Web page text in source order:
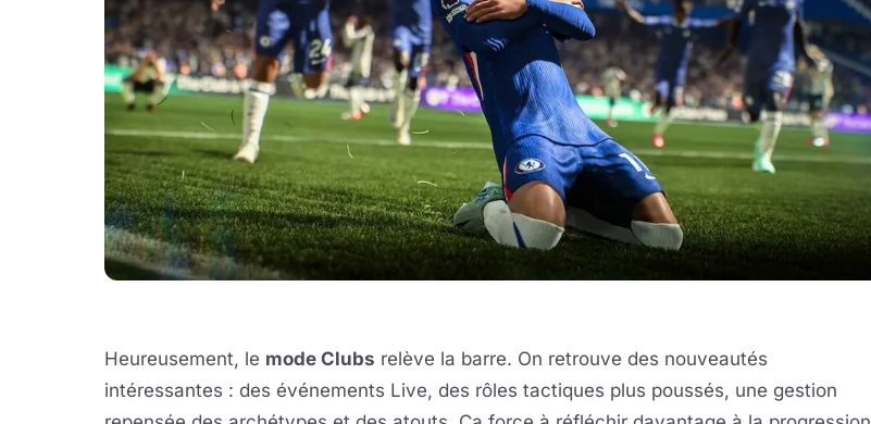
Heureusement, le mode Clubs relève la barre. On retrouve des nouveautés
intéressantes : des événements Live, des rôles tactiques plus poussés, une gestion